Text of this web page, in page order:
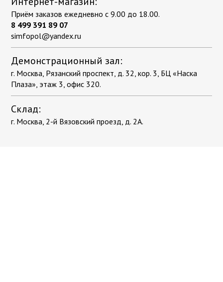
Приём заказов ежедневно с 9.00 до 18.00.
8 499 391 89 07
simfopol@yandex.ru
Демонстрационный зал:
г. Москва, Рязанский проспект, д. 32, кор. 3, БЦ «Наска
Плаза», этаж 3, офис 320.
Склад:
г. Москва, 2-й Вязовский проезд, д. 2А.